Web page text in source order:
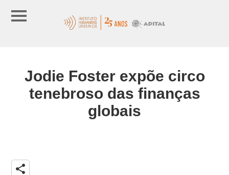
Jodie Foster expõe circo
tenebroso das finanças
globais
share